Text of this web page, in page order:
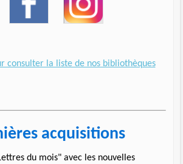
consulter la liste de nos bibliothèques
acquisitions
du mois" avec les nouvelles